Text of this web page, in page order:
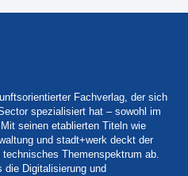
Fachverlag, der sich
spezialisiert hat – sowohl im
seinen etablierten Titeln wie
und stadt+werk deckt der
Themenspektrum ab.
die Digitalisierung und